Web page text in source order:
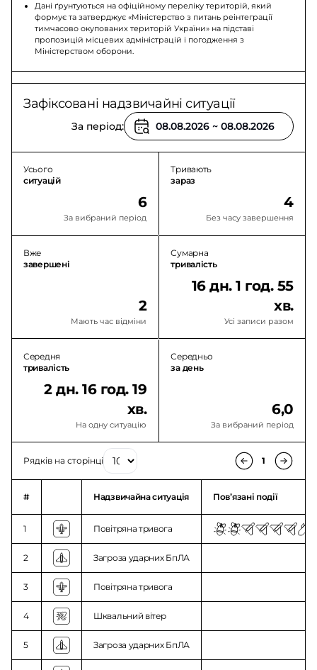
Дані ґрунтуються на офіційному переліку територій, який
формує та затверджує «Міністерство з питань реінтеграції
тимчасово окупованих територій України» на підставі
пропозицій місцевих адміністрацій і погодження з
Міністерством оборони.
Зафіксовані надзвичайні ситуації
За період:
Усього
ситуацій
6
За вибраний період
Тривають
зараз
4
Без часу завершення
Вже
завершені
2
Мають час відміни
Сумарна
тривалість
16 дн. 1 год. 55
хв.
Усі записи разом
Середня
тривалість
2 дн. 16 год. 19
хв.
На одну ситуацію
Середньо
за день
6,0
За вибраний період
Рядків на сторінці 1
# Надзвичайна ситуація Повʼязані події
1 Повітряна тривога
2 Загроза ударних БпЛА
3 Повітряна тривога
4 Шквальний вітер
5 Загроза ударних БпЛА